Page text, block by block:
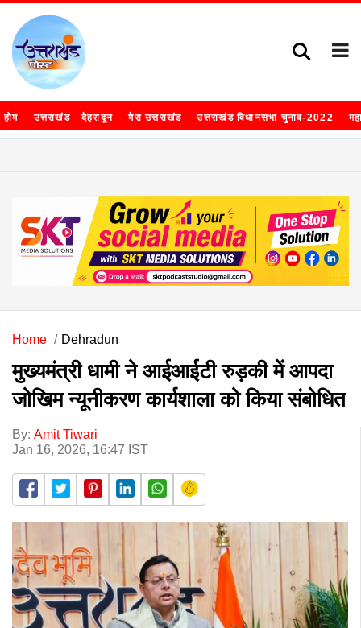
होम उत्तराखंड देहरादून मेरा उत्तराखंड उत्तराखंड विधानसभा चुनाव-2022
Home Dehradun
मुख्यमंत्री धामी ने आईआईटी रुड़की में आपदा
जोखिम न्यूनीकरण कार्यशाला को किया संबोधित
By: Amit Tiwari
Jan 16, 2026, 16:47 IST